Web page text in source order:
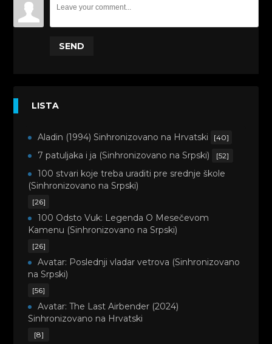
SEND
LISTA
Aladin (1994) Sinhronizovano na Hrvatski [40]
7 patuljaka i ja (Sinhronizovano na Srpski) [52]
100 stvari koje treba uraditi pre srednje škole
(Sinhronizovano na Srpski)
[26]
100 Odsto Vuk: Legenda O Mesečevom
Kamenu (Sinhronizovano na Srpski)
[26]
Avatar: Poslednji vladar vetrova (Sinhronizovano
na Srpski)
[56]
Avatar: The Last Airbender (2024)
Sinhronizovano na Hrvatski
[8]